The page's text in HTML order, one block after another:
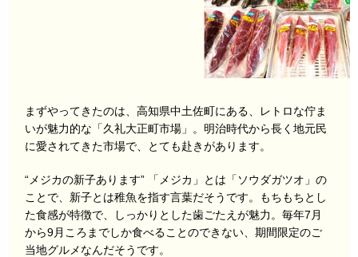
まずやってきたのは、高知県中土佐町にある、レトロな佇ま
いが魅力的な「久礼大正町市場」。明治時代から長く地元民
に愛されてきた市場で、とても赴きがあります。
“メジカの新子あります” 「メジカ」とは「ソウダガツオ」の
ことで、新子とは稚魚を指す言葉だそうです。もちもちとし
た食感が特徴で、しっかりとした歯ごたえが魅力。毎年7月
から9月ころまでしか食べることのできない、期間限定のご
当地グルメなんだそうです。